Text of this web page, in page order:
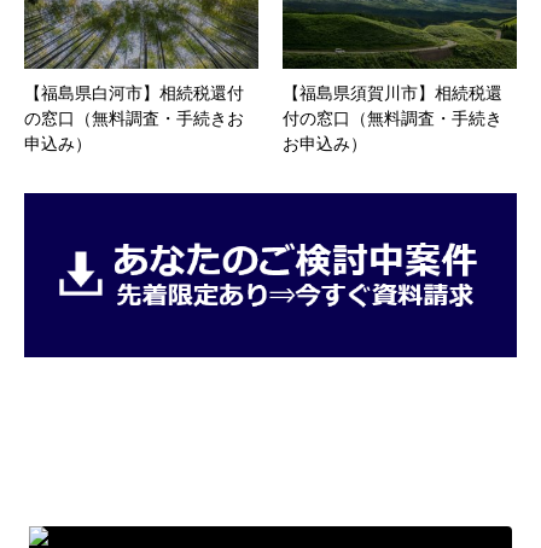
【福島県白河市】相続税還付
の窓口（無料調査・手続きお
申込み）
【福島県須賀川市】相続税還
付の窓口（無料調査・手続き
お申込み）